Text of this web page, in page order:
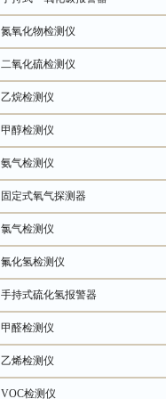
氮氧化物检测仪
二氧化硫检测仪
乙烷检测仪
甲醇检测仪
氨气检测仪
固定式氧气探测器
氯气检测仪
氟化氢检测仪
手持式硫化氢报警器
甲醛检测仪
乙烯检测仪
VOC检测仪